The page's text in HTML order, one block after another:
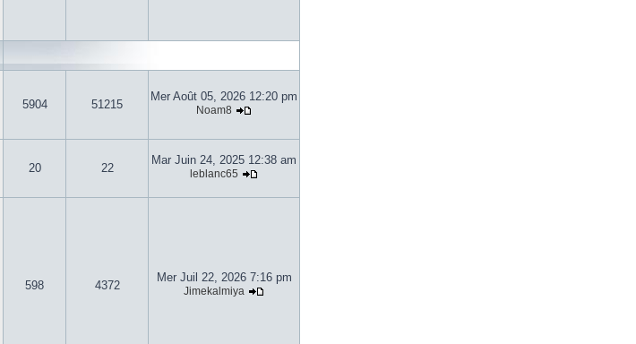
5904 51215
Mer Août 05, 2026 12:20 pm
Noam8
20 22
Mar Juin 24, 2025 12:38 am
leblanc65
598 4372
Mer Juil 22, 2026 7:16 pm
Jimekalmiya